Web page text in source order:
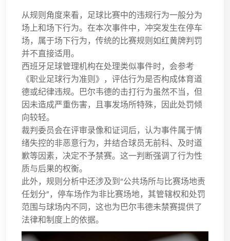
从规则角度来看，足球比赛中的违规行为一般分为
场上和场下行为。在本次事件中，冲突发生在停车
场，属于场下行为，传统的比赛规则如红黄牌判罚
并不直接适用。
西班牙足球管理机构在处理类似事件时，会参考
《职业足球行为准则》，评估行为是否构成体育道
德或纪律违规。巴尔韦德的击打行为虽然不当，但
因未造成严重伤害，且事发场所特殊，因此处罚倾
向较轻。
裁判委员会在评审录像和证词后，认为事件属于情
绪失控的非恶意行为，并结合球员无前科、及时道
歉等因素，决定不予禁赛。这一判断强调了行为性
质与后果的权衡。
此外，规则分析中还涉及到“公共场所与比赛场地责
任划分”，停车场作为非比赛场地，其管辖权和处罚
范围与球场内不同，这也为巴尔韦德未禁赛提供了
法律和制度上的依据。